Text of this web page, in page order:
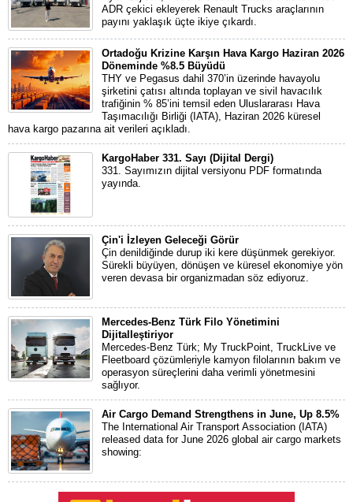
ADR çekici ekleyerek Renault Trucks araçlarının
payını yaklaşık üçte ikiye çıkardı.
Ortadoğu Krizine Karşın Hava Kargo Haziran 2026
Döneminde %8.5 Büyüdü
THY ve Pegasus dahil 370’in üzerinde havayolu
şirketini çatısı altında toplayan ve sivil havacılık
trafiğinin % 85’ini temsil eden Uluslararası Hava
Taşımacılığı Birliği (IATA), Haziran 2026 küresel
hava kargo pazarına ait verileri açıkladı.
KargoHaber 331. Sayı (Dijital Dergi)
331. Sayımızın dijital versiyonu PDF formatında
yayında.
Çin'i İzleyen Geleceği Görür
Çin denildiğinde durup iki kere düşünmek gerekiyor.
Sürekli büyüyen, dönüşen ve küresel ekonomiye yön
veren devasa bir organizmadan söz ediyoruz.
Mercedes-Benz Türk Filo Yönetimini
Dijitalleştiriyor
Mercedes-Benz Türk; My TruckPoint, TruckLive ve
Fleetboard çözümleriyle kamyon filolarının bakım ve
operasyon süreçlerini daha verimli yönetmesini
sağlıyor.
Air Cargo Demand Strengthens in June, Up 8.5%
The International Air Transport Association (IATA)
released data for June 2026 global air cargo markets
showing: